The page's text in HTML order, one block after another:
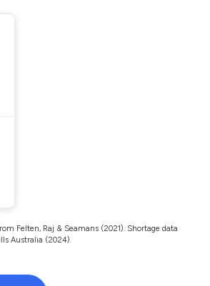
Felten, Raj & Seamans (2021). Shortage data
Australia (2024).